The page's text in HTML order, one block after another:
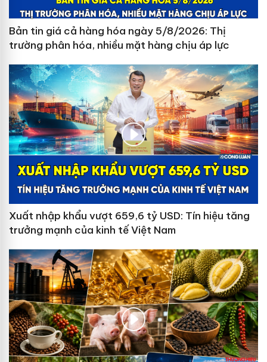
Bản tin giá cả hàng hóa ngày 5/8/2026: Thị
trường phân hóa, nhiều mặt hàng chịu áp lực
Xuất nhập khẩu vượt 659,6 tỷ USD: Tín hiệu tăng
trưởng mạnh của kinh tế Việt Nam